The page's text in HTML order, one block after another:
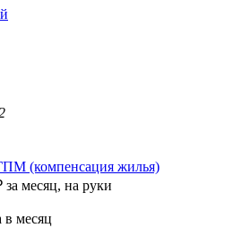
(компенсация жилья)
за месяц, на руки
месяц